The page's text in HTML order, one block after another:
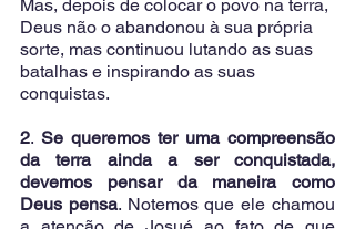
Mas, depois de colocar o povo na terra,
Deus não o abandonou à sua própria
sorte, mas continuou lutando as suas
batalhas e inspirando as suas
conquistas.
2. Se queremos ter uma compreensão
da terra ainda a ser conquistada,
devemos pensar da maneira como
Deus pensa. Notemos que ele chamou